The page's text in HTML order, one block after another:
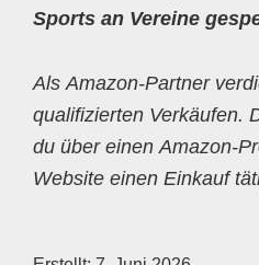
Sports an Vereine
Als Amazon-Partner
qualifizierten Verkäufen.
du über einen Amazon-
Website einen Einkauf